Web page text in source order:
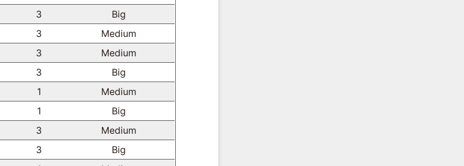
3
Big
3
Medium
3
Medium
3
Big
1
Medium
1
Big
3
Medium
3
Big